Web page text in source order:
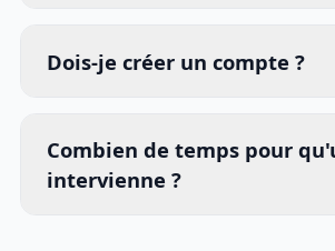
Dois-je créer un compte ?
Combien de temps pour
intervienne ?